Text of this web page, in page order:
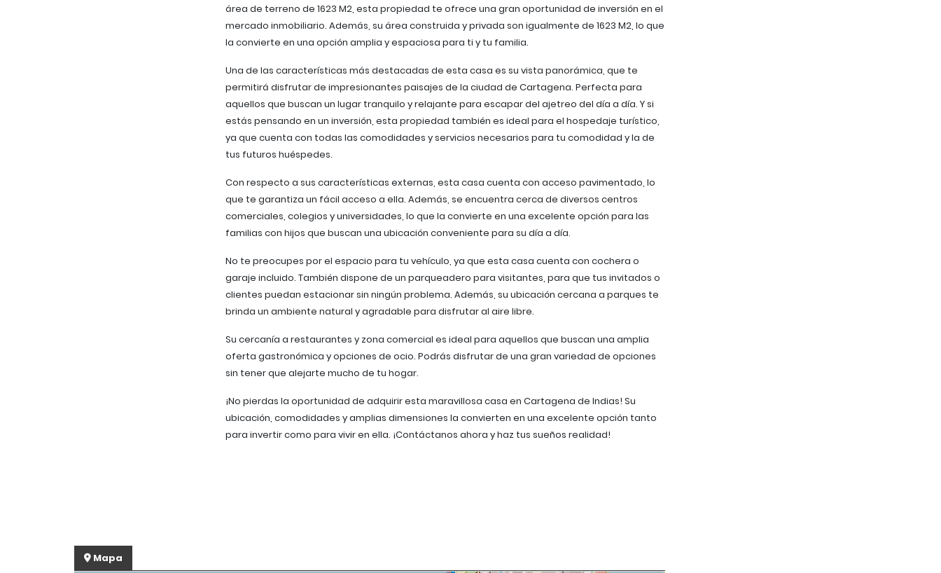
área de terreno de 1623 M2, esta propiedad te ofrece una gran oportunidad de inversión en el
mercado inmobiliario. Además, su área construida y privada son igualmente de 1623 M2, lo que
la convierte en una opción amplia y espaciosa para ti y tu familia.
Una de las características más destacadas de esta casa es su vista panorámica, que te
permitirá disfrutar de impresionantes paisajes de la ciudad de Cartagena. Perfecta para
aquellos que buscan un lugar tranquilo y relajante para escapar del ajetreo del día a día. Y si
estás pensando en un inversión, esta propiedad también es ideal para el hospedaje turístico,
ya que cuenta con todas las comodidades y servicios necesarios para tu comodidad y la de
tus futuros huéspedes.
Con respecto a sus características externas, esta casa cuenta con acceso pavimentado, lo
que te garantiza un fácil acceso a ella. Además, se encuentra cerca de diversos centros
comerciales, colegios y universidades, lo que la convierte en una excelente opción para las
familias con hijos que buscan una ubicación conveniente para su día a día.
No te preocupes por el espacio para tu vehículo, ya que esta casa cuenta con cochera o
garaje incluido. También dispone de un parqueadero para visitantes, para que tus invitados o
clientes puedan estacionar sin ningún problema. Además, su ubicación cercana a parques te
brinda un ambiente natural y agradable para disfrutar al aire libre.
Su cercanía a restaurantes y zona comercial es ideal para aquellos que buscan una amplia
oferta gastronómica y opciones de ocio. Podrás disfrutar de una gran variedad de opciones
sin tener que alejarte mucho de tu hogar.
¡No pierdas la oportunidad de adquirir esta maravillosa casa en Cartagena de Indias! Su
ubicación, comodidades y amplias dimensiones la convierten en una excelente opción tanto
para invertir como para vivir en ella. ¡Contáctanos ahora y haz tus sueños realidad!
Mapa